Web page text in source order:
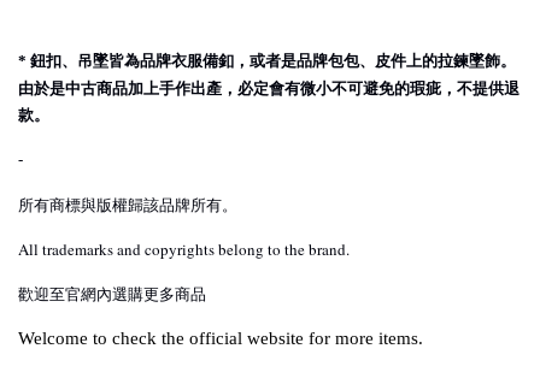
* 鈕扣、吊墜皆為品牌衣服備釦，或者是品牌包包、皮件上的拉鍊墜飾。
由於是中古商品加上手作出產，必定會有微小不可避免的瑕疵，不提供退
款。
-
所有商標與版權歸該品牌所有。
All trademarks and copyrights belong to the brand.
歡迎至官網內選購更多商品
Welcome to check the official website for more items.